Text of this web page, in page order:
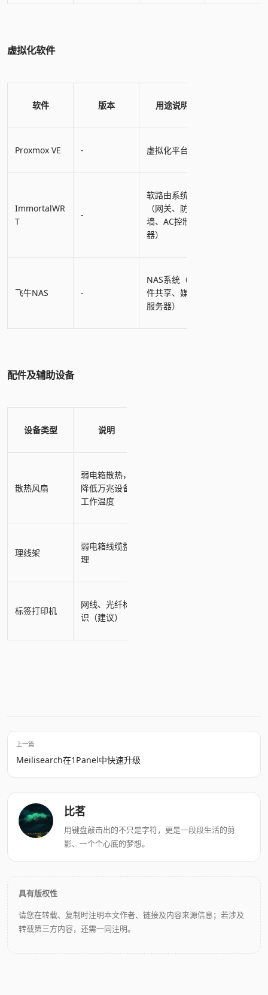
虚拟化软件
软件 版本 用途说明
Proxmox VE - 虚拟化平台
ImmortalWR
T
-
软路由系统
（网关、防火
墙、AC控制
器）
飞牛NAS -
NAS系统（文
件共享、媒体
服务器）
配件及辅助设备
设备类型 说明
散热风扇
弱电箱散热，
降低万兆设备
工作温度
理线架
弱电箱线缆整
理
标签打印机
网线、光纤标
识（建议）
上一篇
Meilisearch在1Panel中快速升级
比茗
用键盘敲击出的不只是字符，更是一段段生活的剪
影、一个个心底的梦想。
具有版权性
请您在转载、复制时注明本文作者、链接及内容来源信息；若涉及
转载第三方内容，还需一同注明。